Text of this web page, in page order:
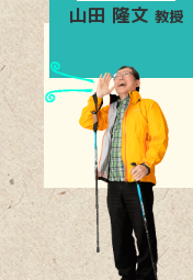
山田 隆文 教授